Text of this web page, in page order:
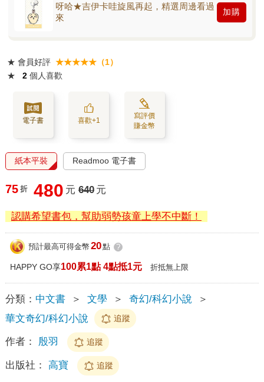
呀哈★吉伊卡哇旋風再起，精選周邊看過
來
加購
★ 會員好評 ★★★★★（1）
★
2 個人喜歡
電子書 喜歡+1
寫評價
賺金幣
紙本平裝 Readmoo 電子書
75 折 480 元 640 元
認購希望書包，幫助弱勢孩童上學不中斷！
預計最高可得金幣 20點 ?
HAPPY GO享100累1點 4點抵1元 折抵無上限
分類： 中文書 ＞ 文學 ＞ 奇幻/科幻小說
＞
華文奇幻/科幻小說
追蹤
作者： 殷羽 追蹤
出版社： 高寶 追蹤